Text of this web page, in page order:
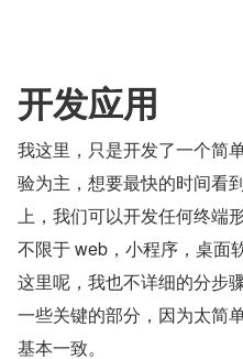
开发应用
我这里，只是开发了一个简
验为主，想要最快的时间看
上，我们可以开发任何终端
不限于 web，小程序，桌面
这里呢，我也不详细的分步
一些关键的部分，因为太简
基本一致。